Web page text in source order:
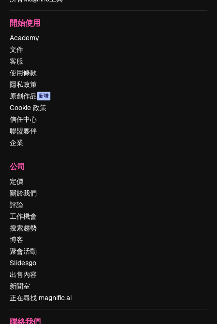
開始使用
Academy
文件
客服
使用條款
隱私政策
原創作品 新增
Cookie 政策
信任中心
聯盟夥伴
企業
公司
定價
關於我們
評論
工作機會
搜索趨勢
博客
聚會活動
Slidesgo
出售內容
新聞室
正在尋找 magnific.ai
聯絡我們